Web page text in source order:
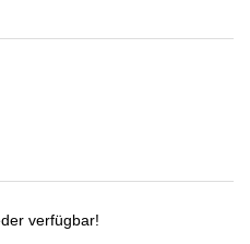
verfügbar!